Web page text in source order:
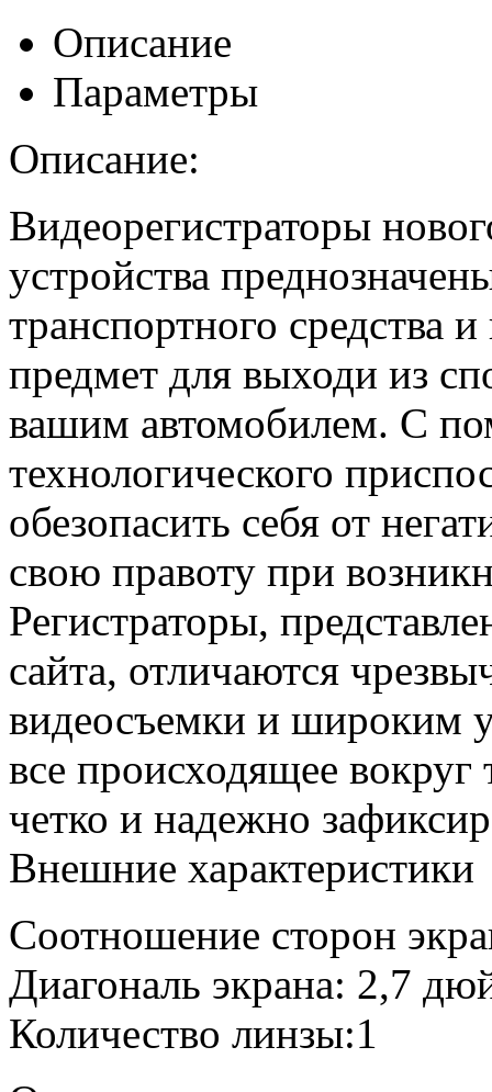
Описание
Параметры
Описание:
Видеорегистраторы
устройства
транспортного средства
предмет для выходи из
вашим автомобилем. С
технологического
обезопасить себя от
свою правоту при
Регистраторы,
сайта, отличаются
видеосъемки и широким
все происходящее вокруг
четко и надежно
Внешние характеристики
Соотношение сторон
Диагональ экрана: 2,7
Количество линзы:1